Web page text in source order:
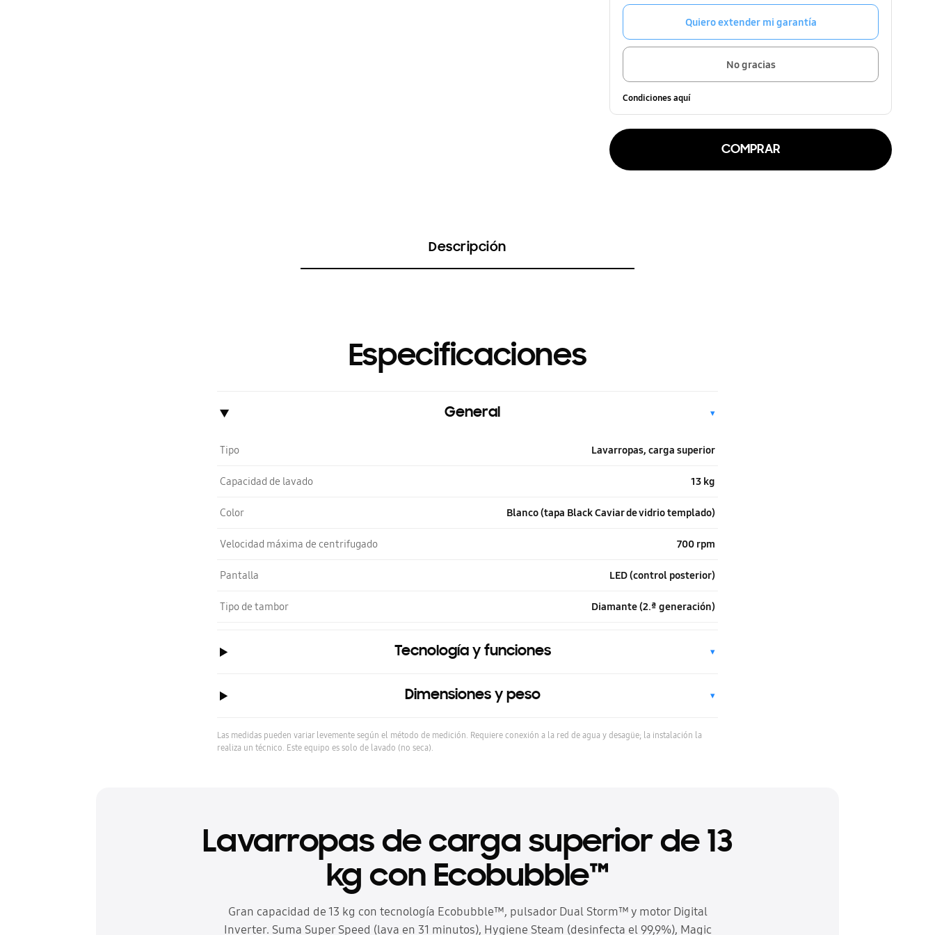
Quiero extender mi garantía
No gracias
Condiciones aquí
COMPRAR
Descripción
Especificaciones
General ▾
Tipo Lavarropas, carga superior
Capacidad de lavado 13 kg
Color Blanco (tapa Black Caviar de vidrio templado)
Velocidad máxima de centrifugado 700 rpm
Pantalla LED (control posterior)
Tipo de tambor Diamante (2.ª generación)
Tecnología y funciones ▾
Dimensiones y peso ▾
Las medidas pueden variar levemente según el método de medición. Requiere conexión a la red de agua y desagüe; la instalación la
realiza un técnico. Este equipo es solo de lavado (no seca).
Lavarropas de carga superior de 13
kg con Ecobubble™
Gran capacidad de 13 kg con tecnología Ecobubble™, pulsador Dual Storm™ y motor Digital
Inverter. Suma Super Speed (lava en 31 minutos), Hygiene Steam (desinfecta el 99,9%), Magic